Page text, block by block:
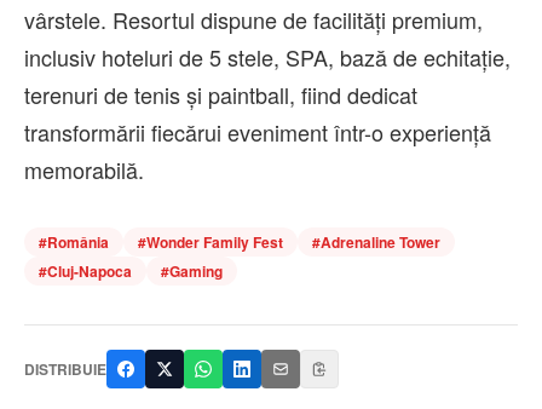
vârstele. Resortul dispune de facilități premium,
inclusiv hoteluri de 5 stele, SPA, bază de echitație,
terenuri de tenis și paintball, fiind dedicat
transformării fiecărui eveniment într-o experiență
memorabilă.
#România #Wonder Family Fest #Adrenaline Tower
#Cluj-Napoca #Gaming
DISTRIBUIE